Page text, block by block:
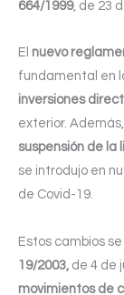
664/1999, de 23
El nuevo
fundamental en
inversiones
exterior.
suspensión de la
se introdujo en
de Covid-19.
Estos cambios
19/2003, de 4 de
movimientos de